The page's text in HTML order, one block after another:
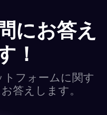
にお答え
！
トフォームに関す
答えします。